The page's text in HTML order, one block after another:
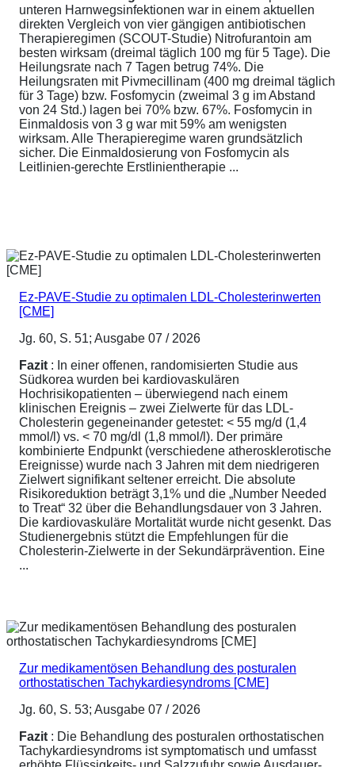
unteren Harnwegsinfektionen war in einem aktuellen
direkten Vergleich von vier gängigen antibiotischen
Therapieregimen (SCOUT-Studie) Nitrofurantoin am
besten wirksam (dreimal täglich 100 mg für 5 Tage). Die
Heilungsrate nach 7 Tagen betrug 74%. Die
Heilungsraten mit Pivmecillinam (400 mg dreimal täglich
für 3 Tage) bzw. Fosfomycin (zweimal 3 g im Abstand
von 24 Std.) lagen bei 70% bzw. 67%. Fosfomycin in
Einmaldosis von 3 g war mit 59% am wenigsten
wirksam. Alle Therapieregime waren grundsätzlich
sicher. Die Einmaldosierung von Fosfomycin als
Leitlinien-gerechte Erstlinientherapie ...
Ez-PAVE-Studie zu optimalen LDL-Cholesterinwerten
[CME]
Jg. 60, S. 51; Ausgabe 07 / 2026
Fazit : In einer offenen, randomisierten Studie aus
Südkorea wurden bei kardiovaskulären
Hochrisikopatienten – überwiegend nach einem
klinischen Ereignis – zwei Zielwerte für das LDL-
Cholesterin gegeneinander getestet: < 55 mg/d (1,4
mmol/l) vs. < 70 mg/dl (1,8 mmol/l). Der primäre
kombinierte Endpunkt (verschiedene atherosklerotische
Ereignisse) wurde nach 3 Jahren mit dem niedrigeren
Zielwert signifikant seltener erreicht. Die absolute
Risikoreduktion beträgt 3,1% und die „Number Needed
to Treat“ 32 über die Behandlungsdauer von 3 Jahren.
Die kardiovaskuläre Mortalität wurde nicht gesenkt. Das
Studienergebnis stützt die Empfehlungen für die
Cholesterin-Zielwerte in der Sekundärprävention. Eine
...
Zur medikamentösen Behandlung des posturalen
orthostatischen Tachykardiesyndroms [CME]
Jg. 60, S. 53; Ausgabe 07 / 2026
Fazit : Die Behandlung des posturalen orthostatischen
Tachykardiesyndroms ist symptomatisch und umfasst